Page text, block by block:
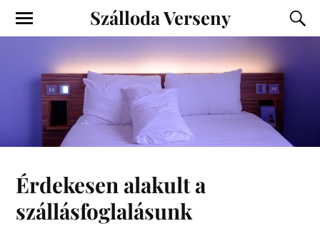
Szálloda Verseny
Érdekesen alakult a
szállásfoglalásunk